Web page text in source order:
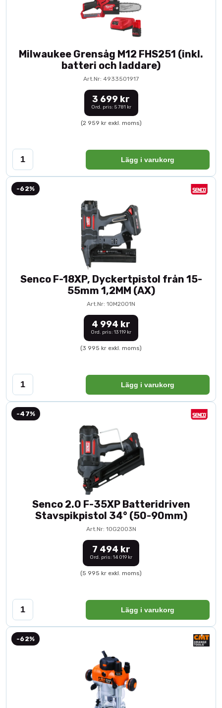
Milwaukee Grensåg M12 FHS251 (inkl.
batteri och laddare)
Art.Nr: 4933501917
3 699 kr
Ord. pris: 5 781 kr
(2 959 kr exkl. moms)
Lägg i varukorg
-62%
Senco F-18XP, Dyckertpistol från 15-
55mm 1,2MM (AX)
Art.Nr: 10M2001N
4 994 kr
Ord. pris: 13 119 kr
(3 995 kr exkl. moms)
Lägg i varukorg
-47%
Senco 2.0 F-35XP Batteridriven
Stavspikpistol 34° (50-90mm)
Art.Nr: 10G2003N
7 494 kr
Ord. pris: 14 019 kr
(5 995 kr exkl. moms)
Lägg i varukorg
-62%